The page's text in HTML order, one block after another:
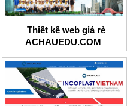
Thiết kế web giá rẻ
ACHAUEDU.COM